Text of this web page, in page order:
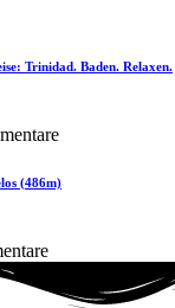
Trinidad. Baden. Relaxen.
(486m)